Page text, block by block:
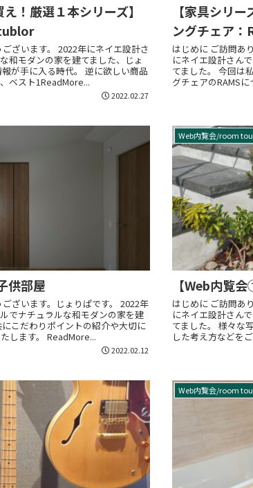
！厳選１本シリーズ】
ざいます。 2022年にネイエ設計さ
和モダンの家を建てました、じょ
が手に入る時代。 逆に欲しい商品
ベスト1ReadMore...
2022.02.27
【家具シリ
ングチェア：
はじめに ご訪問あ
にネイエ設計さん
てました。 今回は
グチェアのRAMS
供部屋
ざいます。じょりぱです。 2022年
でナチュラルな和モダンの家を建
こだわりポイントの紹介や大切に
します。 ReadMore...
2022.02.12
Web内覧会/room
【Web内覧
はじめに ご訪問あ
にネイエ設計さん
てました。 様々な
した考え方などを
Web内覧会/room